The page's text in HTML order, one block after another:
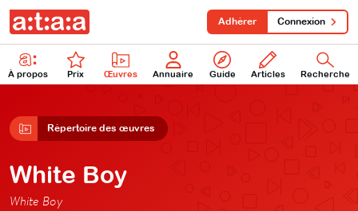
À propos Prix Œuvres Annuaire Guide Articles Recherche
Adhérer Connexion
Répertoire des œuvres
White Boy
White Boy